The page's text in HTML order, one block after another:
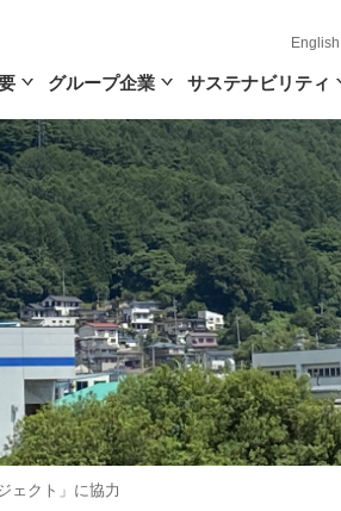
グループ企業 サステナビリティ
English
ェクト」に協力